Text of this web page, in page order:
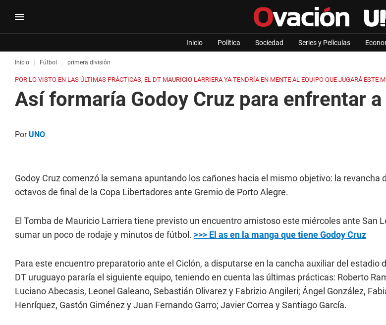
Inicio Política Sociedad Series y Películas
Inicio Fútbol primera división
POR LO VISTO EN LAS ÚLTIMAS PRÁCTICAS, EL DT MAURICIO LARRIERA YA TENDRÍA EN MENTE AL EQUIPO QUE JUGARÁ ESTE
Así formaría Godoy Cruz para enfrentar
PorUNO
Godoy Cruz comenzó la semana apuntando los cañones hacia el mismo objetivo: la revancha
octavos de final de la Copa Libertadores ante Gremio de Porto Alegre.
El Tomba de Mauricio Larriera tiene previsto un encuentro amistoso este miércoles ante San
sumar un poco de rodaje y minutos de fútbol. >>> El as en la manga que tiene Godoy Cruz
Para este encuentro preparatorio ante el Ciclón, a disputarse en la cancha auxiliar del estadio
DT uruguayo pararía el siguiente equipo, teniendo en cuenta las últimas prácticas: Roberto
Luciano Abecasis, Leonel Galeano, Sebastián Olivarez y Fabrizio Angileri; Ángel González,
Henríquez, Gastón Giménez y Juan Fernando Garro; Javier Correa y Santiago García.